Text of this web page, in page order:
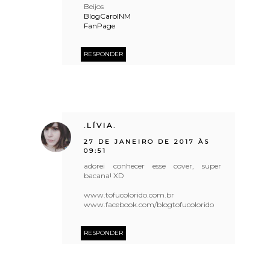
Beijos
BlogCarolNM
FanPage
RESPONDER
.LÍVIA.
27 DE JANEIRO DE 2017 ÀS
09:51
adorei conhecer esse cover, super
bacana! XD
www.tofucolorido.com.br
www.facebook.com/blogtofucolorido
RESPONDER